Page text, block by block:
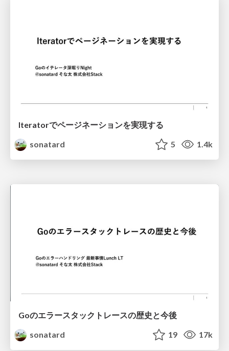
Iteratorでページネーションを実現する
sonatard
5 1.4k
Goのエラースタックトレースの歴史と今後
sonatard
19 17k